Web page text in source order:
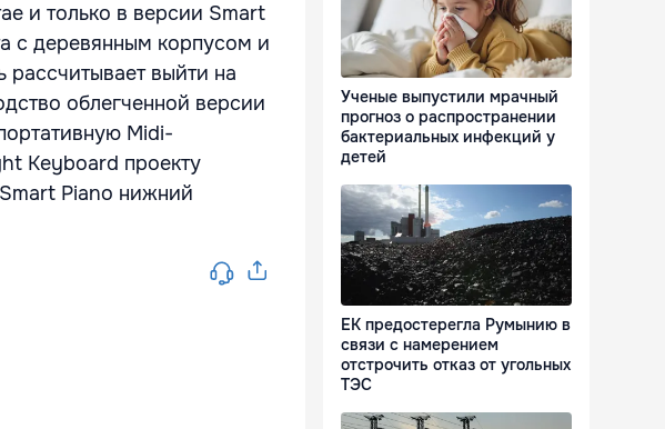
и только в версии Smart
с деревянным корпусом и
выйти на
облегченной версии
Midi-
Keyboard проекту
Piano нижний
Ученые выпустили мрачный
прогноз о распространении
бактериальных инфекций у
детей
ЕК предостерегла Румынию в
связи с намерением
отстрочить отказ от угольных
ТЭС